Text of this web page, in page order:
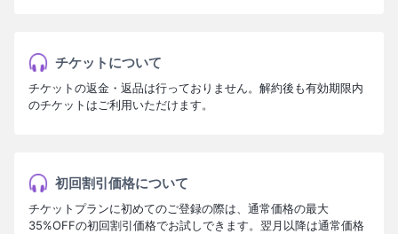
チケットについて
チケットの返金・返品は行っておりません。解約後も有効期限内
のチケットはご利用いただけます。
初回割引価格について
チケットプランに初めてのご登録の際は、通常価格の最大
35%OFFの初回割引価格でお試しできます。翌月以降は通常価格